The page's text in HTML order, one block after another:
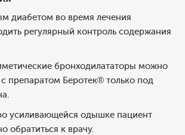
диабетом во время лечения
регулярный контроль содержания
бронходилататоры можно
препаратом Беротек® только под
усиливающейся одышке пациент
обратиться к врачу.